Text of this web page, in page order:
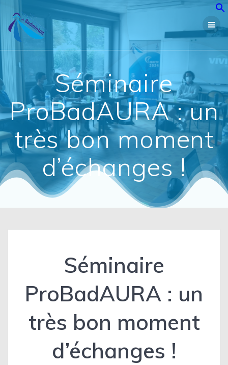
Passer
au
Séminaire
ProBadAURA : un
très bon moment
d’échanges !
Séminaire
ProBadAURA : un
très bon moment
d’échanges !